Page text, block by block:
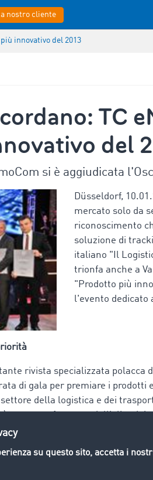
nostro cliente
innovativo del 2013
TC
del
si è aggiudicata
Düsseldorf,
mercato solo da
riconoscimento
soluzione di
italiano "Il
trionfa anche a
"Prodotto più
l'evento dedicato
rivista specializzata polacca
di gala per premiare i prodotti
della logistica e dei
è entrato a far parte dell'elite dei
da TimoCom è stata scelta da
del mondo dell'economia
della logistica e dei trasporti. A
offerte dal prodotto, ma